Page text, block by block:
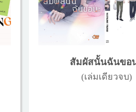
สัมผัสนั้นฉันขอ
(เล่มเดียวจบ)